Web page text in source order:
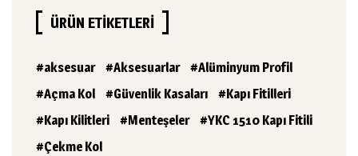
ÜRÜN ETIKETLERI
aksesuar Aksesuarlar
Alüminyum Profil
Açma Kol
Güvenlik Kasaları
Kapı Fitilleri
Kapı Kilitleri
Menteşeler
YKC 1510 Kapı Fitili
Çekme Kol